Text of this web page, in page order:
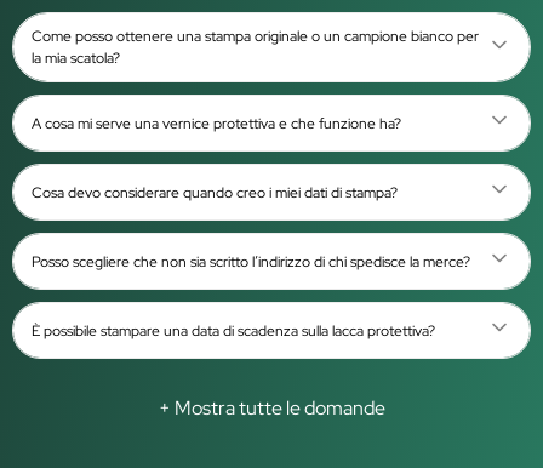
Come posso ottenere una stampa originale o un campione bianco per
la mia scatola?
A cosa mi serve una vernice protettiva e che funzione ha?
Cosa devo considerare quando creo i miei dati di stampa?
Posso scegliere che non sia scritto l’indirizzo di chi spedisce la merce?
È possibile stampare una data di scadenza sulla lacca protettiva?
+ Mostra tutte le domande